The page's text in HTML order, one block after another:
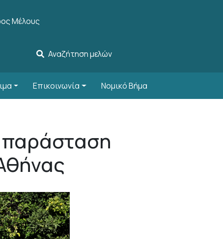
menu
Μέλους
Αναζήτηση μελών
Επικοινωνία Νομικό Βήμα